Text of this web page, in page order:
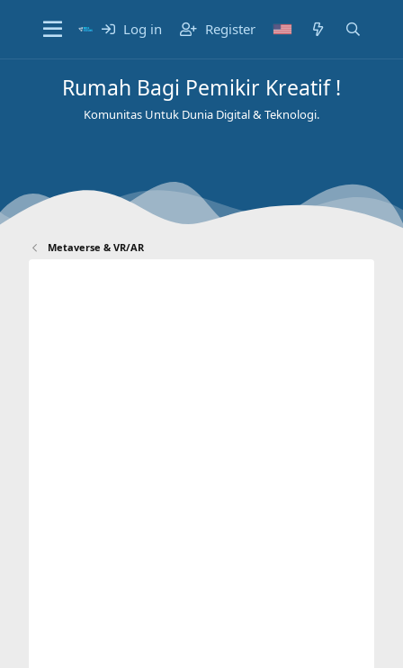
Log in Register
Rumah Bagi Pemikir Kreatif !
Komunitas Untuk Dunia Digital & Teknologi.
Metaverse & VR/AR